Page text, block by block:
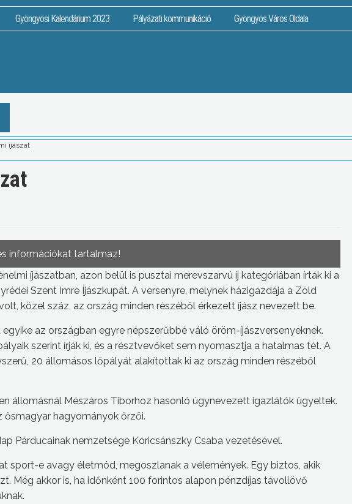
Gyöngyösi Kalendárium 2023 Pályázati kommunikáció Gyöngyös Város Oldala
íjászat
információkat tartalmaz!
íjászatban, azon belül is pusztai merevszarvú íj kategóriában írták ki a
Szent Imre Íjászkupát. A versenyre, melynek házigazdája a Zöld
közel száz, az ország minden részéből érkezett íjász nevezett be.
az országban egyre népszerűbbé váló öröm-íjászversenyeknek.
szerint írják ki, és a résztvevőket sem nyomasztja a hatalmas tét. A
20 állomásos lőpályát alakítottak ki az ország minden részéből
állomásnál Mészáros Tiborhoz hasonló úgynevezett igazlátók ügyeltek.
ősmagyar hagyományok őrzői.
Párducainak nemzetsége Koricsánszky Csaba vezetésével.
sport-e avagy életmód, megoszlanak a vélemények. Egy biztos, akik
Még akkor is, ha időnként 100 forintos alapon pénzdíjas távollövő